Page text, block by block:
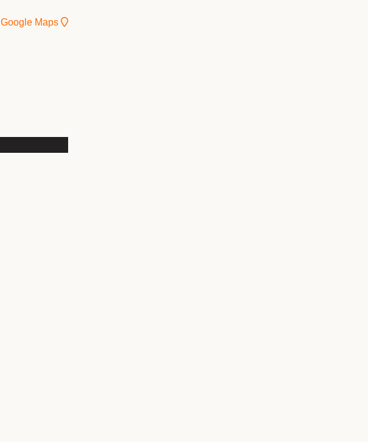
Maps